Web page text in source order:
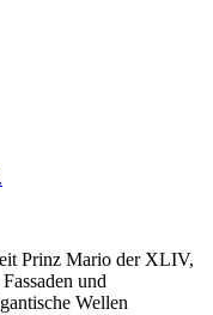
Prinz Mario der XLIV,
und
Wellen